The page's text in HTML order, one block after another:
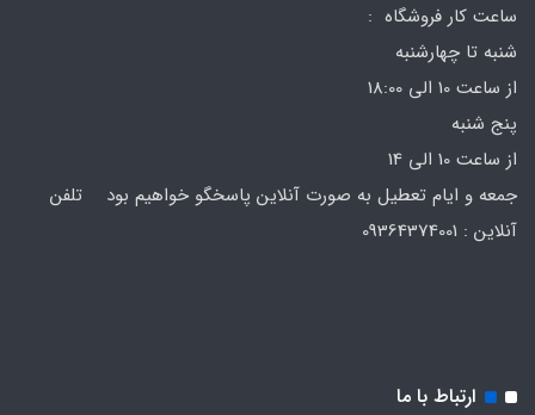
ساعت کار فروشگاه :
شنبه تا چهارشنبه
از ساعت 10 الی 18:00
پنج شنبه
از ساعت 10 الی 14
جمعه و ایام تعطیل به صورت آنلاین پاسخگو خواهیم بود تلفن
ارتباط با ما